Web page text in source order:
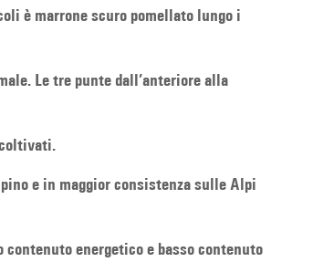
è marrone scuro pomellato lungo i
Le tre punte dall’anteriore alla
e in maggior consistenza sulle Alpi
energetico e basso contenuto